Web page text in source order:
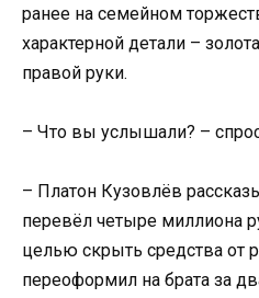
ранее на семейном
характерной детали –
правой руки.
– Что вы услышали? –
– Платон Кузовлёв
перевёл четыре миллиона
целью скрыть средства от
переоформил на брата за